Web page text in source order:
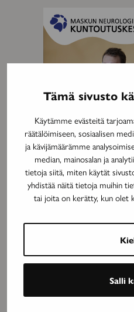
Tämä sivusto
Käytämme evästeitä
räätälöimiseen, sosiaalisen
ja kävijämäärämme
median, mainosalan ja
tietoja siitä, miten käytät
yhdistää näitä tietoja muihin
tai joita on kerätty, kun olet
Salli